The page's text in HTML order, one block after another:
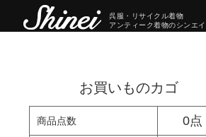
呉服・リサイクル着物
アンティーク着物のシンエイ
お買いものカゴ
商品点数 0点